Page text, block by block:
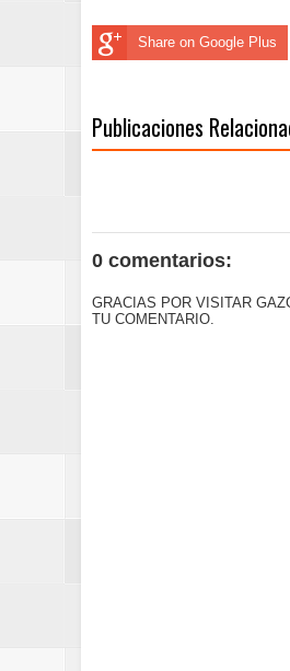
Share on Google Plus
Publicaciones
0 comentarios:
GRACIAS POR VISITAR
TU COMENTARIO.